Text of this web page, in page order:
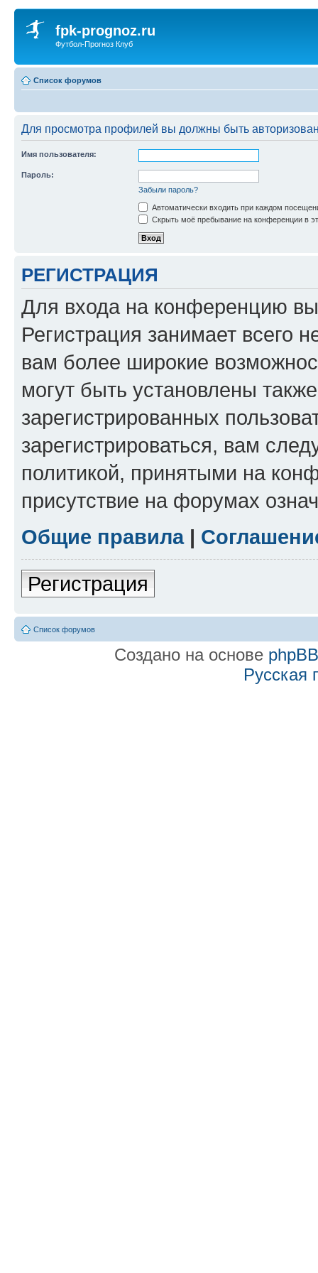
fpk-prognoz.ru
Футбол-Прогноз Клуб
Список форумов
Для просмотра профилей вы должны быть
Имя пользователя:
Пароль:
Забыли пароль?
Автоматически входить при каждом
Скрыть моё пребывание на конференции в
РЕГИСТРАЦИЯ
Для входа на конференцию
Регистрация занимает всего
вам более широкие
могут быть установлены
зарегистрированных
зарегистрироваться, вам
политикой, принятыми на
присутствие на форумах
Общие правила|
Регистрация
Список форумов
Создано на основе phpBB
Русская